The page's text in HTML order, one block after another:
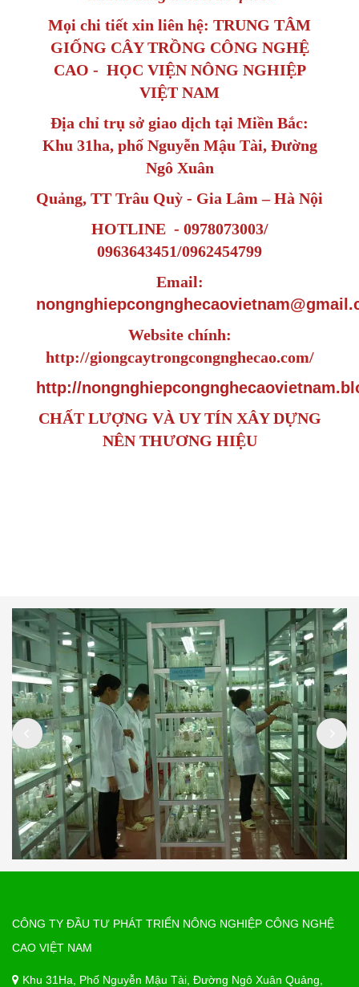
Mọi chi tiết xin liên hệ: TRUNG TÂM
GIỐNG CÂY TRỒNG CÔNG NGHỆ
CAO - HỌC VIỆN NÔNG NGHIỆP
VIỆT NAM
Địa chỉ trụ sở giao dịch tại Miền Bắc:
Khu 31ha, phố Nguyễn Mậu Tài, Đường
Ngô Xuân
Quảng, TT Trâu Quỳ - Gia Lâm – Hà Nội
HOTLINE - 0978073003/
0963643451/0962454799
Email:
Website chính:
http://giongcaytrongcongnghecao.com/
http://
CHẤT LƯỢNG VÀ UY TÍN XÂY DỰNG
NÊN THƯƠNG HIỆU
CÔNG TY ĐẦU TƯ PHÁT TRIỂN NÔNG NGHIỆP CÔNG NGHỆ
CAO VIỆT NAM
Khu 31Ha, Phố Nguyễn Mậu Tài, Đường Ngô Xuân Quảng,